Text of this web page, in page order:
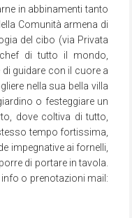
in abbinamenti tanto
Comunità armena di
del cibo (via Privata
di tutto il mondo,
guidare con il cuore a
nella sua bella villa
o festeggiare un
dove coltiva di tutto,
tempo fortissima,
impegnative ai fornelli,
di portare in tavola.
o prenotazioni mail: